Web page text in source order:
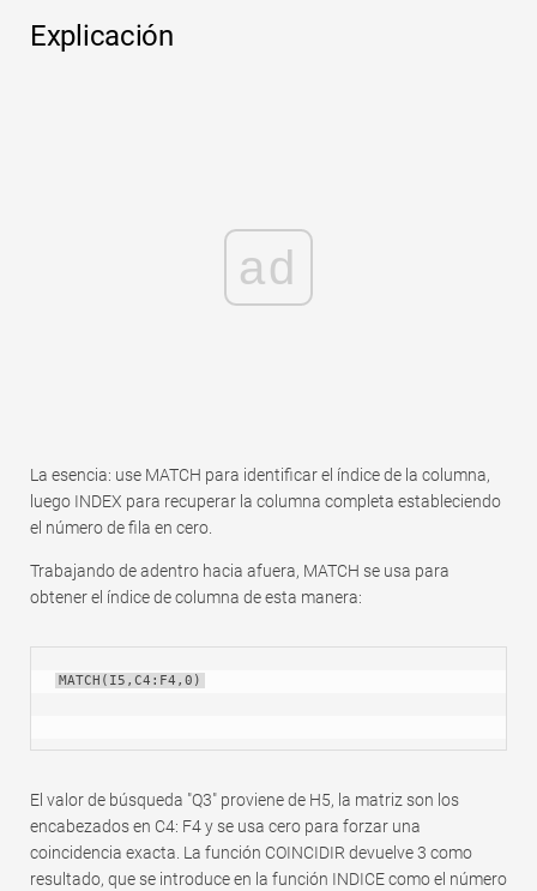
Explicación
ad
La esencia: use MATCH para identificar el índice de la columna,
luego INDEX para recuperar la columna completa estableciendo
el número de fila en cero.
Trabajando de adentro hacia afuera, MATCH se usa para
obtener el índice de columna de esta manera:
MATCH(I5,C4:F4,0)
El valor de búsqueda "Q3" proviene de H5, la matriz son los
encabezados en C4: F4 y se usa cero para forzar una
coincidencia exacta. La función COINCIDIR devuelve 3 como
resultado, que se introduce en la función INDICE como el número